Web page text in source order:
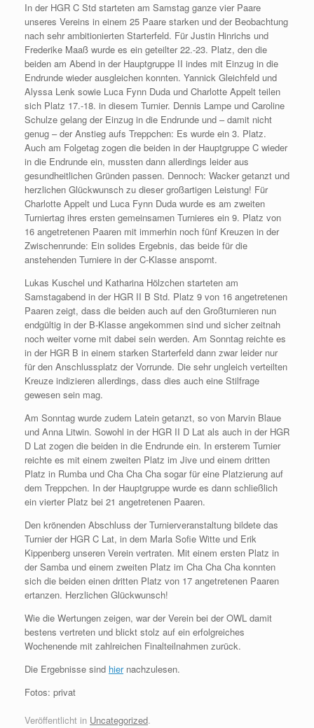
In der HGR C Std starteten am Samstag ganze vier Paare
unseres Vereins in einem 25 Paare starken und der Beobachtung
nach sehr ambitionierten Starterfeld. Für Justin Hinrichs und
Frederike Maaß wurde es ein geteilter 22.-23. Platz, den die
beiden am Abend in der Hauptgruppe II indes mit Einzug in die
Endrunde wieder ausgleichen konnten. Yannick Gleichfeld und
Alyssa Lenk sowie Luca Fynn Duda und Charlotte Appelt teilen
sich Platz 17.-18. in diesem Turnier. Dennis Lampe und Caroline
Schulze gelang der Einzug in die Endrunde und – damit nicht
genug – der Anstieg aufs Treppchen: Es wurde ein 3. Platz.
Auch am Folgetag zogen die beiden in der Hauptgruppe C wieder
in die Endrunde ein, mussten dann allerdings leider aus
gesundheitlichen Gründen passen. Dennoch: Wacker getanzt und
herzlichen Glückwunsch zu dieser großartigen Leistung! Für
Charlotte Appelt und Luca Fynn Duda wurde es am zweiten
Turniertag ihres ersten gemeinsamen Turnieres ein 9. Platz von
16 angetretenen Paaren mit immerhin noch fünf Kreuzen in der
Zwischenrunde: Ein solides Ergebnis, das beide für die
anstehenden Turniere in der C-Klasse anspornt.
Lukas Kuschel und Katharina Hölzchen starteten am
Samstagabend in der HGR II B Std. Platz 9 von 16 angetretenen
Paaren zeigt, dass die beiden auch auf den Großturnieren nun
endgültig in der B-Klasse angekommen sind und sicher zeitnah
noch weiter vorne mit dabei sein werden. Am Sonntag reichte es
in der HGR B in einem starken Starterfeld dann zwar leider nur
für den Anschlussplatz der Vorrunde. Die sehr ungleich verteilten
Kreuze indizieren allerdings, dass dies auch eine Stilfrage
gewesen sein mag.
Am Sonntag wurde zudem Latein getanzt, so von Marvin Blaue
und Anna Litwin. Sowohl in der HGR II D Lat als auch in der HGR
D Lat zogen die beiden in die Endrunde ein. In ersterem Turnier
reichte es mit einem zweiten Platz im Jive und einem dritten
Platz in Rumba und Cha Cha Cha sogar für eine Platzierung auf
dem Treppchen. In der Hauptgruppe wurde es dann schließlich
ein vierter Platz bei 21 angetretenen Paaren.
Den krönenden Abschluss der Turnierveranstaltung bildete das
Turnier der HGR C Lat, in dem Marla Sofie Witte und Erik
Kippenberg unseren Verein vertraten. Mit einem ersten Platz in
der Samba und einem zweiten Platz im Cha Cha Cha konnten
sich die beiden einen dritten Platz von 17 angetretenen Paaren
ertanzen. Herzlichen Glückwunsch!
Wie die Wertungen zeigen, war der Verein bei der OWL damit
bestens vertreten und blickt stolz auf ein erfolgreiches
Wochenende mit zahlreichen Finalteilnahmen zurück.
Die Ergebnisse sind hiernachzulesen.
Fotos: privat
Veröffentlicht in Uncategorized.